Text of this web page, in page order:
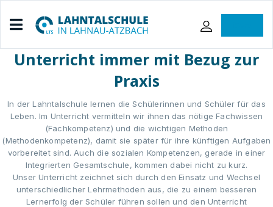
Unterricht immer mit Bezug zur
Praxis
In der Lahntalschule lernen die Schülerinnen und Schüler für das
Leben. Im Unterricht vermitteln wir ihnen das nötige Fachwissen
(Fachkompetenz) und die wichtigen Methoden
(Methodenkompetenz), damit sie später für ihre künftigen Aufgaben
vorbereitet sind. Auch die sozialen Kompetenzen, gerade in einer
Integrierten Gesamtschule, kommen dabei nicht zu kurz.
Unser Unterricht zeichnet sich durch den Einsatz und Wechsel
unterschiedlicher Lehrmethoden aus, die zu einem besseren
Lernerfolg der Schüler führen sollen und den Unterricht